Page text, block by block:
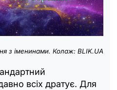
з іменинами. Колаж: BLIK.UA
всіх дратує. Для